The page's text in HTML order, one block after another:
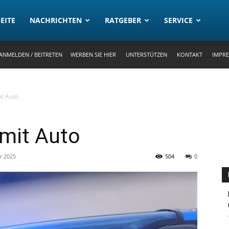
NACHRICHTEN RATGEBER SERVICE
/ BEITRETEN WERBEN SIE HIER UNTERSTÜTZEN KONTAKT
Auto
Auto
2025 0
504